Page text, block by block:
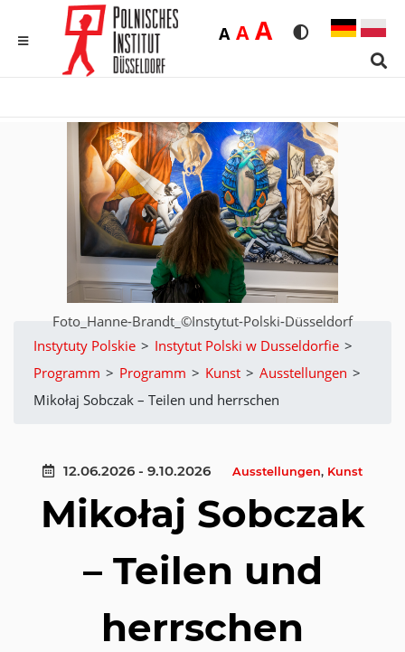
Rozmiar
ADomyślna
AŚrednia
ADużaWersja
Foto_Hanne-Brandt_©Instytut-Polski-Düsseldorf
Instytuty Polskie > Instytut Polski w Dusseldorfie >
Programm > Programm > Kunst > Ausstellungen >
Mikołaj Sobczak – Teilen und herrschen
12.06.2026 - 9.10.2026 Ausstellungen, Kunst
Mikołaj Sobczak
– Teilen und
herrschen